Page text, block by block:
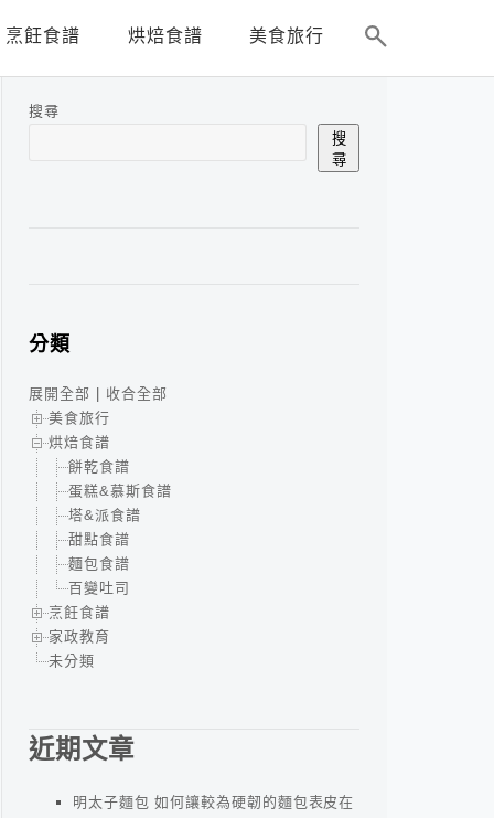
烹飪食譜 烘焙食譜 美食旅行
搜尋
搜
尋
分類
展開全部
收合全部
美食旅行
烘焙食譜
餅乾食譜
蛋糕&慕斯食譜
塔&派食譜
甜點食譜
麵包食譜
百變吐司
烹飪食譜
家政教育
未分類
近期文章
明太子麵包 如何讓較為硬韌的麵包表皮在